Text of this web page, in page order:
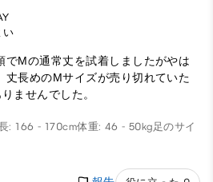
い
でМの通常丈を試着しましたがやは
丈長めのМサイズが売り切れていた
ませんでした。
: 166 - 170cm体重: 46 - 50kg 足のサイ